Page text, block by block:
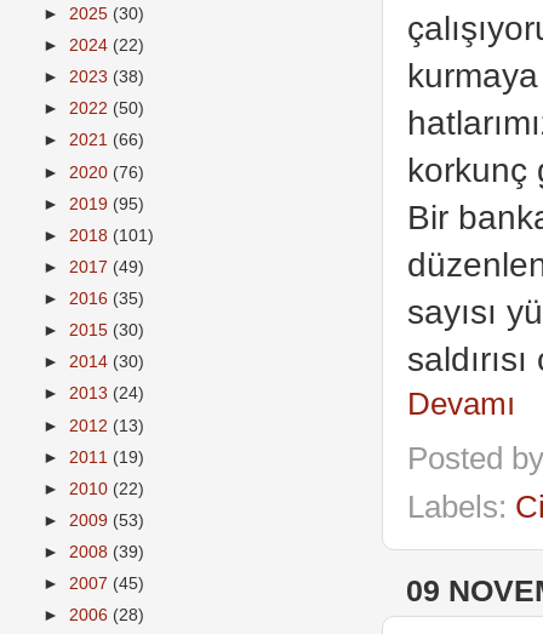
korkunç
Bir
sayısı
Devamı
Posted
Labels:
09
► 2025 (30)
► 2024 (22)
► 2023 (38)
► 2022 (50)
► 2021 (66)
► 2020 (76)
► 2019 (95)
► 2018 (101)
► 2017 (49)
► 2016 (35)
► 2015 (30)
► 2014 (30)
► 2013 (24)
► 2012 (13)
► 2011 (19)
► 2010 (22)
► 2009 (53)
► 2008 (39)
► 2007 (45)
► 2006 (28)